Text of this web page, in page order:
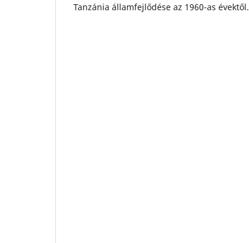
Tanzánia államfejlődése az 1960-as évektől.